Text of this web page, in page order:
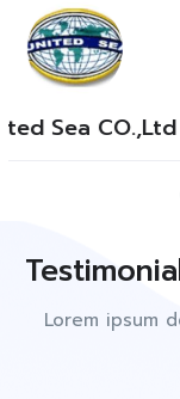
Lorem ipsum